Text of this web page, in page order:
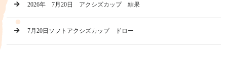
2026年 7月20日 アクシズカップ 結果
7月20日ソフトアクシズカップ ドロー